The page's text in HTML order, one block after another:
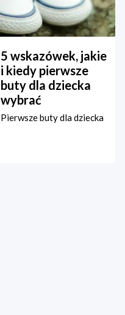
5 wskazówek, jakie
i kiedy pierwsze
buty dla dziecka
wybrać
Pierwsze buty dla dziecka